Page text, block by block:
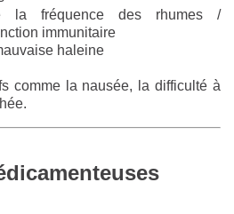
la fréquence des rhumes /
immunitaire
haleine
comme la nausée, la difficulté à